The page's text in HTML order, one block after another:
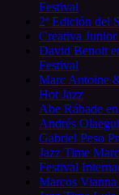
Festival
2ª Edición del
Creativa
David Benoit
Festival
Marc Antoine
Hot Jazz
Abe Rábade
Andrés
Gabriel Peso
Jazz Time
Festival
Marcos